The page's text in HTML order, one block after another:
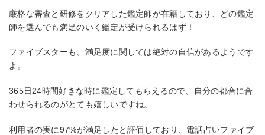
厳格な審査と研修をクリアした鑑定師が在籍しており、どの鑑定
師を選んでも満足のいく鑑定が受けられるはず！
ファイブスターも、満足度に関しては絶対の自信があるようです
よ。
365日24時間好きな時に鑑定してもらえるので、自分の都合に合
わせられるのがとても嬉しいですね。
利用者の実に97%が満足したと評価しており、電話占いファイブ